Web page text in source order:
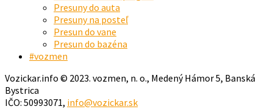
Presuny do auta
Presuny na posteľ
Presun do vane
Presun do bazéna
#vozmen
Vozickar.info © 2023. vozmen, n. o., Medený Hámor 5, Banská
Bystrica
IČO: 50993071, info@vozickar.sk